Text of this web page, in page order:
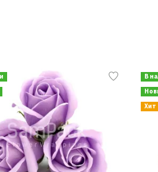
В
Хит